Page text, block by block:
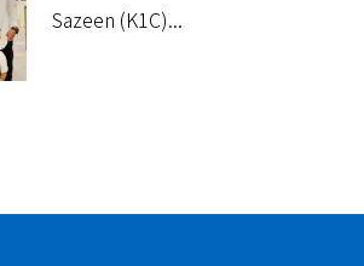
Sazeen (K1C)...